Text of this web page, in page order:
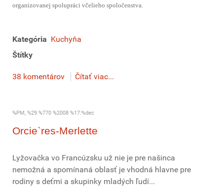
organizovanej spolupráci včelieho spoločenstva.
Kategória Kuchyňa
Štítky
38 komentárov Čítať viac...
%PM, %29 %770 %2008 %17:%dec
Orcie`res-Merlette
Lyžovačka vo Francúzsku už nie je pre našinca
nemožná a spomínaná oblasť je vhodná hlavne pre
rodiny s deťmi a skupinky mladých ľudí...